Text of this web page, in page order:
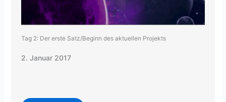
Tag 2: Der erste Satz/Beginn des aktuellen Projekts
2. Januar 2017